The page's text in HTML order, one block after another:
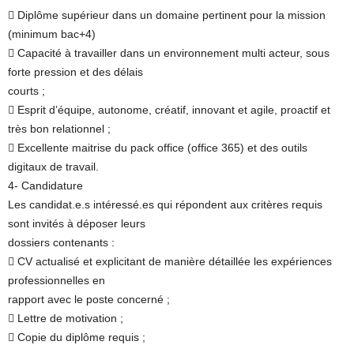
 Diplôme supérieur dans un domaine pertinent pour la mission
(minimum bac+4)
 Capacité à travailler dans un environnement multi acteur, sous
forte pression et des délais
courts ;
 Esprit d’équipe, autonome, créatif, innovant et agile, proactif et
très bon relationnel ;
 Excellente maitrise du pack office (office 365) et des outils
digitaux de travail.
4- Candidature
Les candidat.e.s intéressé.es qui répondent aux critères requis
sont invités à déposer leurs
dossiers contenants :
 CV actualisé et explicitant de manière détaillée les expériences
professionnelles en
rapport avec le poste concerné ;
 Lettre de motivation ;
 Copie du diplôme requis ;